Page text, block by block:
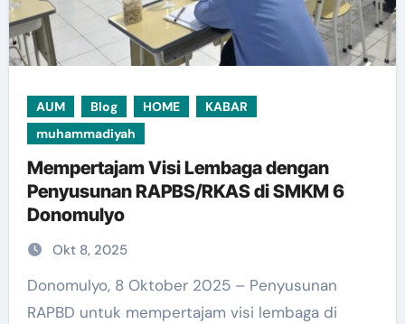
AUM Blog HOME
KABAR
muhammadiyah
Mempertajam Visi Lembaga dengan
Penyusunan RAPBS/RKAS di SMKM 6
Donomulyo
Okt 8, 2025
Donomulyo, 8 Oktober 2025 – Penyusunan
RAPBD untuk mempertajam visi lembaga di